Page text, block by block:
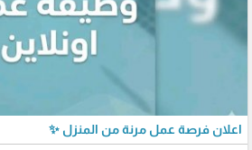
اعلان فرصة عمل مرنة من المنزل ✨